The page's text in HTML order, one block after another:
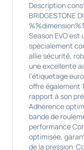
Description
BRIDGESTONE
Season EVO est
spécialement
allie sécurité,
une excellente
l’étiquetage
offre également
rapport à son
Adhérence
bande de
performance
optimisée,
de la pression